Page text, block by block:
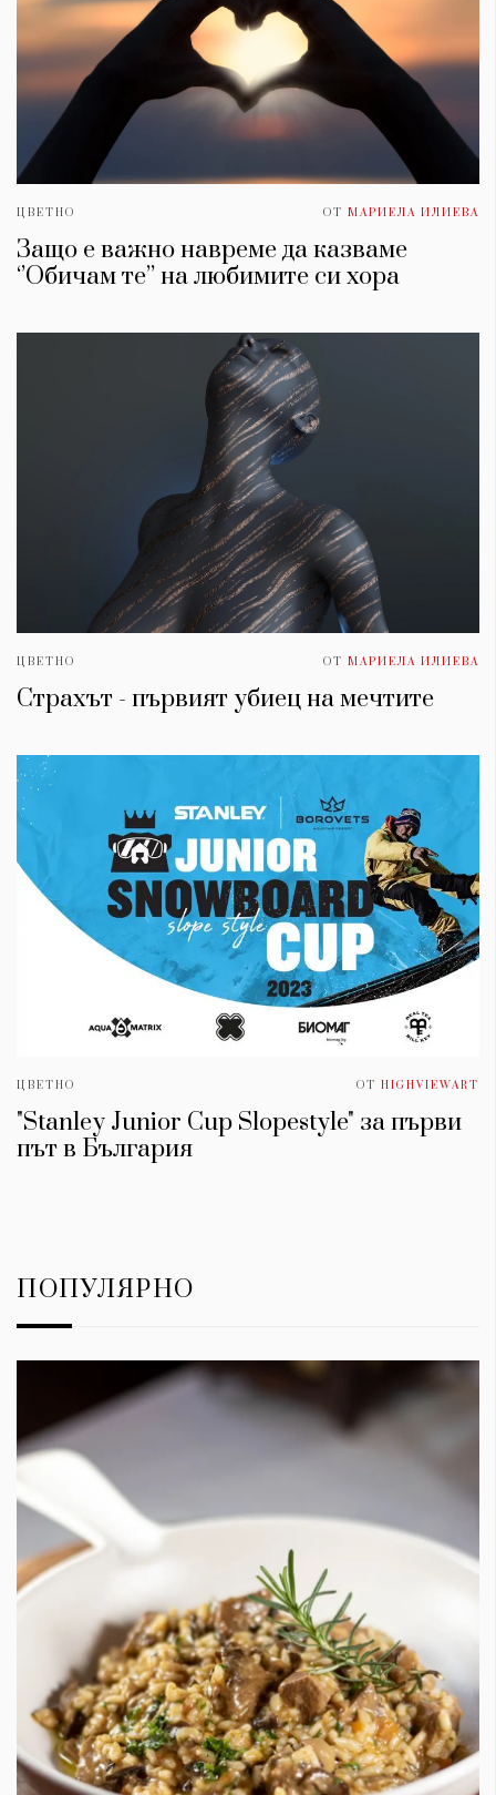
ЦВЕТНО ОТ МАРИЕЛА ИЛИЕВА
Защо е важно навреме да казваме
‘’Обичам те’’ на любимите си хора
ЦВЕТНО ОТ МАРИЕЛА ИЛИЕВА
Страхът - първият убиец на мечтите
ЦВЕТНО ОТ HIGHVIEWART
"Stanley Junior Cup Slopestyle" за първи
път в България
ПОПУЛЯРНО